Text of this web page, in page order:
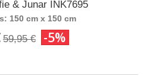
& Junar INK7695
150 cm x 150 cm
59,95 € -5%